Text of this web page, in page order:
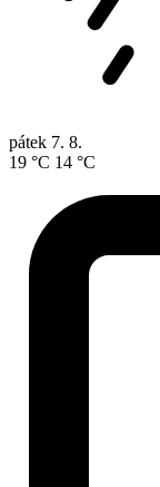
pátek 7. 8.
19 °C 14 °C